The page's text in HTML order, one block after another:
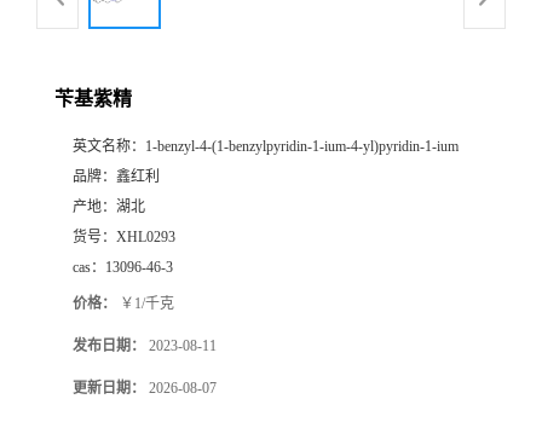
苄基紫精
英文名称： 1-benzyl-4-(1-benzylpyridin-1-ium-4-yl)pyridin-1-ium
品牌： 鑫红利
产地： 湖北
货号： XHL0293
cas： 13096-46-3
价格： ￥1/千克
发布日期： 2023-08-11
更新日期： 2026-08-07